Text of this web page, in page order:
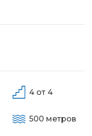
4 от 4
500 метров